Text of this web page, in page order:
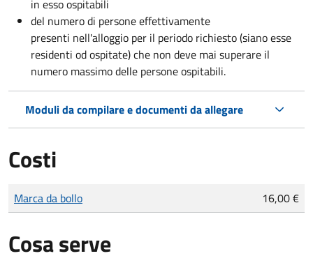
in esso ospitabili
del numero di persone effettivamente
presenti nell'alloggio per il periodo richiesto (siano esse
residenti od ospitate) che non deve mai superare il
numero massimo delle persone ospitabili.
Moduli da compilare e documenti da allegare
Costi
Tipo di pagamento
Importo
Marca da bollo 16,00 €
Cosa serve